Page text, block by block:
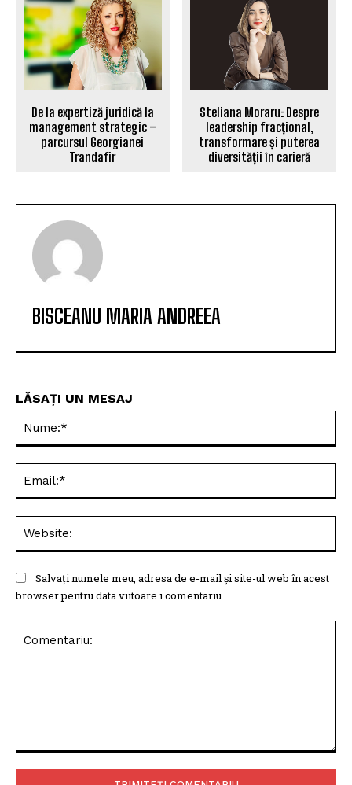
De la expertiză juridică la
management strategic –
parcursul Georgianei
Trandafir
Steliana Moraru: Despre
leadership fracțional,
transformare și puterea
diversității în carieră
BISCEANU MARIA ANDREEA
LĂSAȚI UN MESAJ
Salvați numele meu, adresa de e-mail și site-ul web în acest
browser pentru data viitoare i comentariu.